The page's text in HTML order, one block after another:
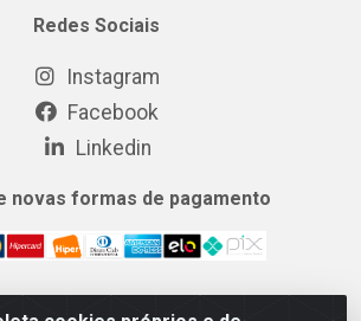
Redes Sociais
Instagram
Facebook
Linkedin
novas formas de pagamento